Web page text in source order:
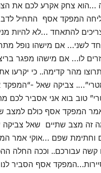
…הוא צחק אקרע לכם את
המפקד אסף התחיל
להתאחד …לא להיות
לשני… אם מישהו נופל
לו… אם מישהו מפגר
מהר קדימה.. כי יקרעו
צביקה שאל -
טוב בוא אני אסביר לכם
המפקד אסף כולם למצב
זה מצב שתיים שאל צביקה
וחתימת שפם …אוקי אמר
קשה עבורכם.. וככה החלה
אסף הסביר